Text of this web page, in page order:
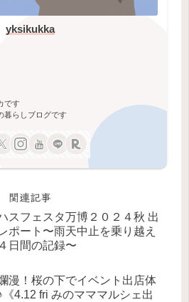
yksikukka
です
暮らしブログです
関連記事
スフェスタ万博２０２４秋 出
ポート〜雨天中止を乗り越え
日間の記録〜
漫！桜の下でイベント出店体
《4.12 fri みのマママルシェ出